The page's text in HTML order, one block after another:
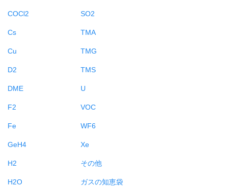
COCl2
Cs
Cu
D2
DME
F2
Fe
GeH4
H2
H2O
SO2
TMA
TMG
TMS
U
VOC
WF6
Xe
その他
ガスの知恵袋